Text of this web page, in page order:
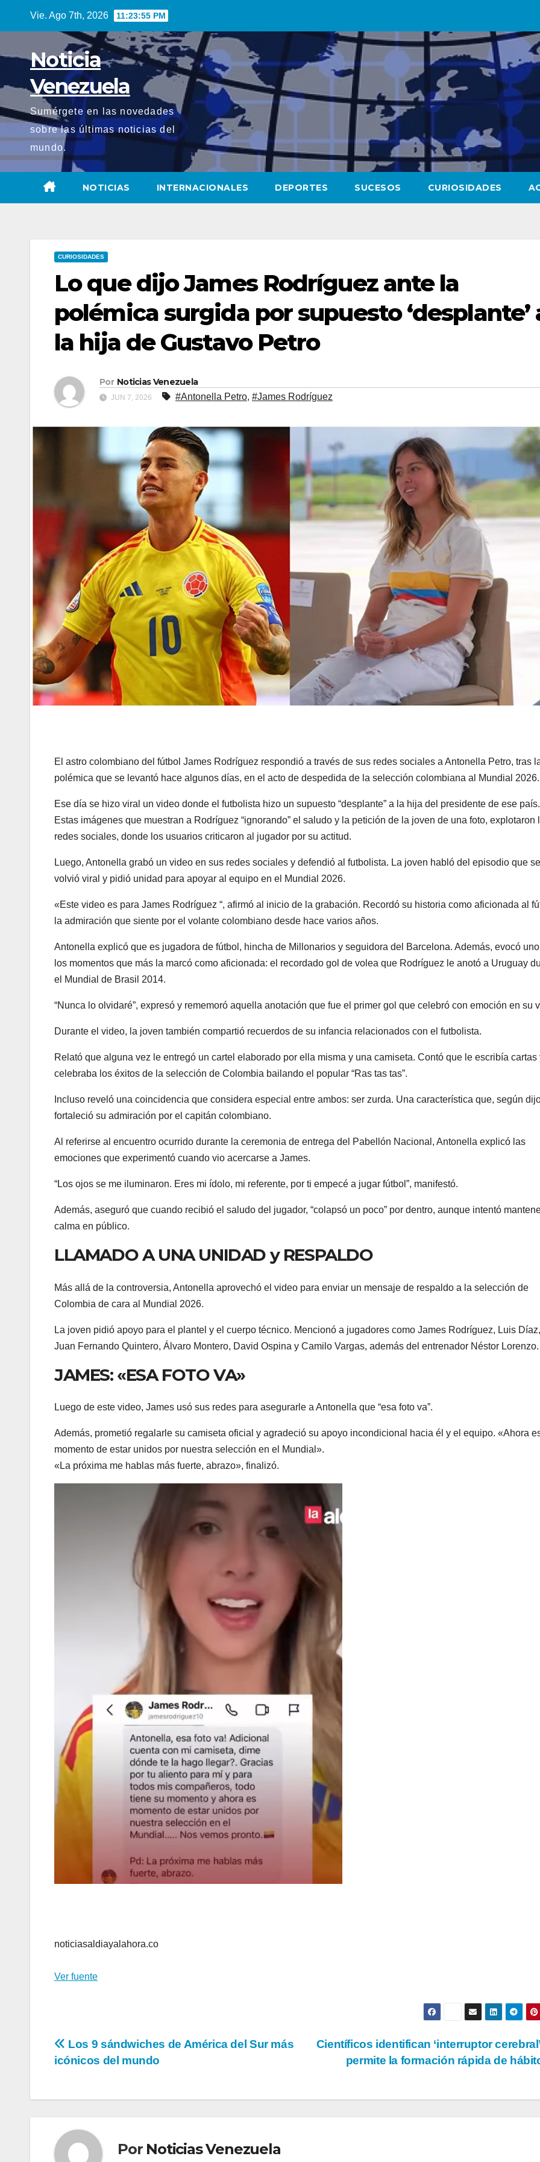
Vie. Ago 7th, 2026 11:23:57 PM
Noticia
Venezuela
Sumérgete en las novedades
sobre las últimas noticias del
mundo.
NOTICIAS INTERNACIONALES DEPORTES SUCESOS CURIOSIDADES
CURIOSIDADES
Lo que dijo James Rodríguez ante la
polémica surgida por supuesto ‘desplante’
la hija de Gustavo Petro
Por Noticias Venezuela
JUN 7, 2026 #Antonella Petro, #James Rodríguez
El astro colombiano del fútbol James Rodríguez respondió a través de sus redes sociales a Antonella Petro, tras
polémica que se levantó hace algunos días, en el acto de despedida de la selección colombiana al Mundial 2026.
Ese día se hizo viral un video donde el futbolista hizo un supuesto “desplante” a la hija del presidente de ese país.
Estas imágenes que muestran a Rodríguez “ignorando” el saludo y la petición de la joven de una foto, explotaron
redes sociales, donde los usuarios criticaron al jugador por su actitud.
Luego, Antonella grabó un video en sus redes sociales y defendió al futbolista. La joven habló del episodio que se
volvió viral y pidió unidad para apoyar al equipo en el Mundial 2026.
«Este video es para James Rodríguez “, afirmó al inicio de la grabación. Recordó su historia como aficionada al
la admiración que siente por el volante colombiano desde hace varios años.
Antonella explicó que es jugadora de fútbol, hincha de Millonarios y seguidora del Barcelona. Además, evocó
los momentos que más la marcó como aficionada: el recordado gol de volea que Rodríguez le anotó a Uruguay
el Mundial de Brasil 2014.
“Nunca lo olvidaré”, expresó y rememoró aquella anotación que fue el primer gol que celebró con emoción en su
Durante el video, la joven también compartió recuerdos de su infancia relacionados con el futbolista.
Relató que alguna vez le entregó un cartel elaborado por ella misma y una camiseta. Contó que le escribía cartas
celebraba los éxitos de la selección de Colombia bailando el popular “Ras tas tas”.
Incluso reveló una coincidencia que considera especial entre ambos: ser zurda. Una característica que, según
fortaleció su admiración por el capitán colombiano.
Al referirse al encuentro ocurrido durante la ceremonia de entrega del Pabellón Nacional, Antonella explicó las
emociones que experimentó cuando vio acercarse a James.
“Los ojos se me iluminaron. Eres mi ídolo, mi referente, por ti empecé a jugar fútbol”, manifestó.
Además, aseguró que cuando recibió el saludo del jugador, “colapsó un poco” por dentro, aunque intentó
calma en público.
LLAMADO A UNA UNIDAD y RESPALDO
Más allá de la controversia, Antonella aprovechó el video para enviar un mensaje de respaldo a la selección de
Colombia de cara al Mundial 2026.
La joven pidió apoyo para el plantel y el cuerpo técnico. Mencionó a jugadores como James Rodríguez, Luis Díaz,
Juan Fernando Quintero, Álvaro Montero, David Ospina y Camilo Vargas, además del entrenador Néstor Lorenzo.
JAMES: «ESA FOTO VA»
Luego de este video, James usó sus redes para asegurarle a Antonella que “esa foto va”.
Además, prometió regalarle su camiseta oficial y agradeció su apoyo incondicional hacia él y el equipo. «Ahora
momento de estar unidos por nuestra selección en el Mundial».
«La próxima me hablas más fuerte, abrazo», finalizó.
noticiasaldiayalahora.co
Ver fuente
Navegación
entradas
Científicos identifican ‘interruptor
permite la formación rápida de
Los 9 sándwiches de América del Sur más
icónicos del mundo
Por Noticias Venezuela